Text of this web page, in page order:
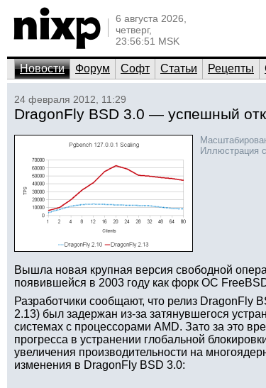
6 августа 2026,
четверг,
23:56:51 MSK
Новости Форум Софт Статьи Рецепты
24 февраля 2012, 11:29
DragonFly BSD 3.0 — успешный
Иллюстрация
Вышла новая крупная версия свободной
появившейся в 2003 году как форк ОС
Разработчики сообщают, что релиз DragonFly
2.13) был задержан из-за затянувшегося
системах с процессорами AMD. Зато за это
прогресса в устранении глобальной
увеличения производительности на
изменения в DragonFly BSD 3.0: